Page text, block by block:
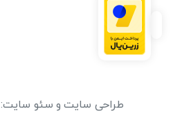
طراحی سایت و سئو سایت: